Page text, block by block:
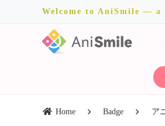
Welcome to AniSmile — a
Home Badge ア